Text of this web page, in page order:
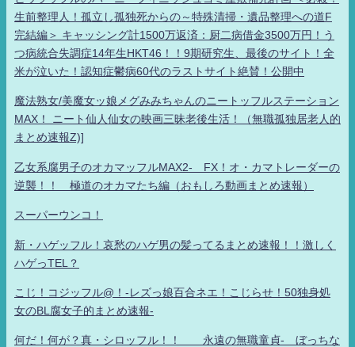
生前整理人！孤立し孤独死からの～特殊清掃・遺品整理への道F
完結編＞ キャッシング計1500万返済：厨二病借金3500万円！う
つ病統合失調症14年生HKT46！！9期研究生、最後のサイト！全
米が泣いた！認知症鬱病60代のラストサイト絶賛！公開中
魔法熟女/美魔女ッ娘メグみみちゃんのニートッフルステーション
MAX！ ニート仙人仙女の映画三昧老後生活！（無職孤独居老人的
まとめ速報Z)]
乙女系腐男子のオカマッフルMAX2- FX！オ・カマトレーダーの
逆襲！！ 極道のオカマたち編（おもしろ動画まとめ速報）
スーパーウンコ！
新・ハゲッフル！哀愁のハゲ男の髪ってるまとめ速報！！激しく
ハゲっTEL？
こじ！コジッフル@！-レズっ娘百合ネエ！こじらせ！50独身処
女のBL腐女子的まとめ速報-
何だ！何が？真・シロッフル！！ 永遠の無職童貞- ぼっちな